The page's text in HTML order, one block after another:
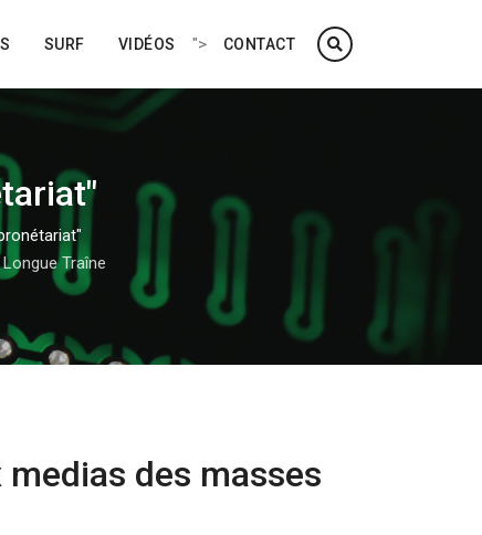
SURF VIDÉOS "> CONTACT
Traîne
des masses